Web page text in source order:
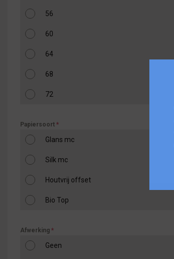
56
60
64
68
72
Papiersoort *
Glans mc
Silk mc
Houtvrij offset
Bio Top
Afwerking *
Geen